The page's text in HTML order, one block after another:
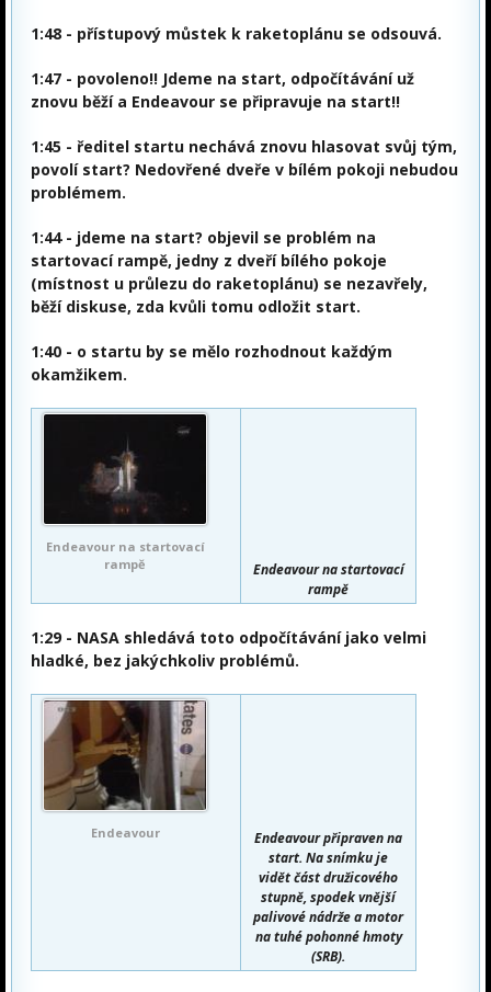
1:48 - přístupový můstek k raketoplánu se odsouvá.
1:47 - povoleno!! Jdeme na start, odpočítávání už
znovu běží a Endeavour se připravuje na start!!
1:45 - ředitel startu nechává znovu hlasovat svůj tým,
povolí start? Nedovřené dveře v bílém pokoji nebudou
problémem.
1:44 - jdeme na start? objevil se problém na
startovací rampě, jedny z dveří bílého pokoje
(místnost u průlezu do raketoplánu) se nezavřely,
běží diskuse, zda kvůli tomu odložit start.
1:40 - o startu by se mělo rozhodnout každým
okamžikem.
Endeavour na startovací
rampě
Endeavour na startovací
rampě
1:29 - NASA shledává toto odpočítávání jako velmi
hladké, bez jakýchkoliv problémů.
Endeavour
Endeavour připraven na
start. Na snímku je
vidět část družicového
stupně, spodek vnější
palivové nádrže a motor
na tuhé pohonné hmoty
(SRB).